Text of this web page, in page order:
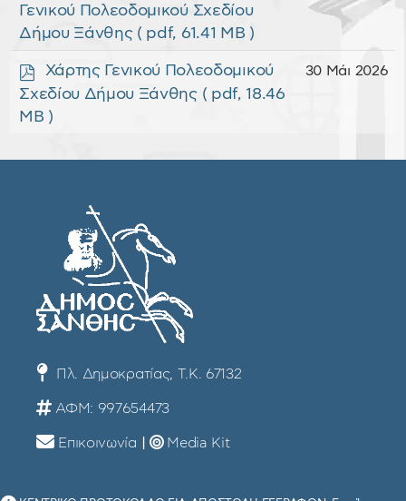
f
Γενικού Πολεοδομικού Σχεδίου
Δήμου Ξάνθης ( pdf, 61.41 MB )
p
d
f
Χάρτης Γενικού Πολεοδομικού
Σχεδίου Δήμου Ξάνθης ( pdf, 18.46
MB )
30 Μάι 2026
Πλ. Δημοκρατίας, Τ.Κ. 67132
ΑΦΜ: 997654473
Επικοινωνία Media Kit